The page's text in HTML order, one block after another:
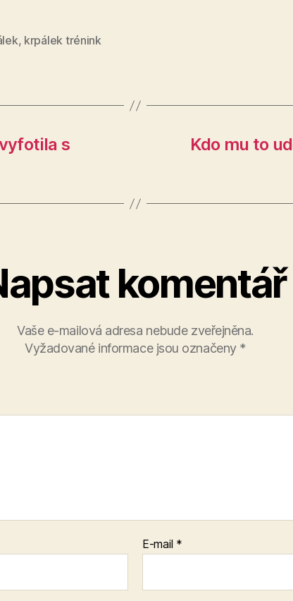
, krpálek trénink
s
Kdo mu to
komentář
Vaše e-mailová adresa nebude zveřejněna.
Vyžadované informace jsou označeny *
E-mail *